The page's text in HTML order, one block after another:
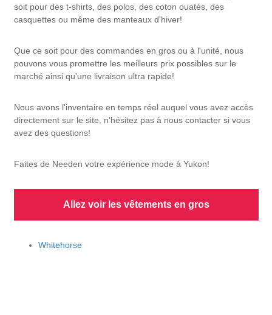
soit pour des t-shirts, des polos, des coton ouatés, des
casquettes ou même des manteaux d'hiver!
Que ce soit pour des commandes en gros ou à l'unité, nous
pouvons vous promettre les meilleurs prix possibles sur le
marché ainsi qu'une livraison ultra rapide!
Nous avons l'inventaire en temps réel auquel vous avez accès
directement sur le site, n'hésitez pas à nous contacter si vous
avez des questions!
Faites de Needen votre expérience mode à Yukon!
Allez voir les vêtements en gros
Whitehorse